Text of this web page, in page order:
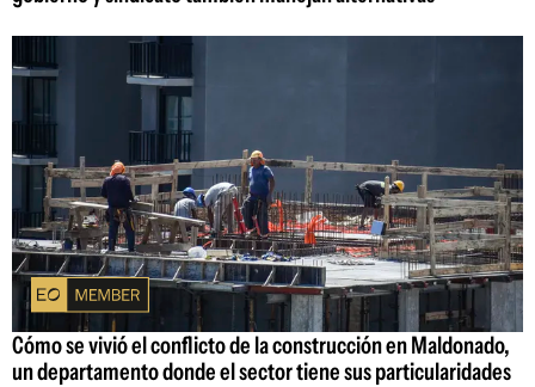
Cómo se vivió el conflicto de la construcción en Maldonado,
un departamento donde el sector tiene sus particularidades